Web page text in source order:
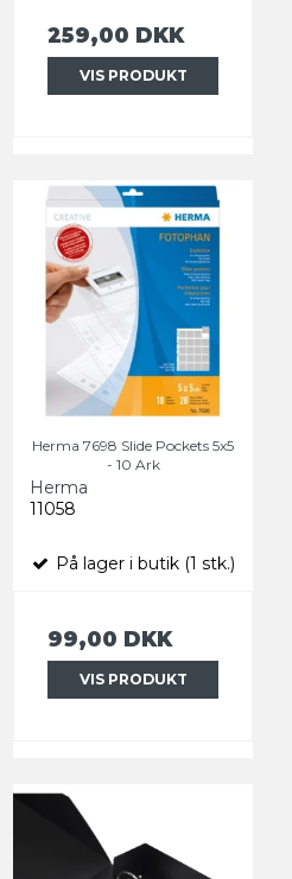
259,00 DKK
VIS PRODUKT
Herma 7698 Slide Pockets 5x5
- 10 Ark
Herma
11058
På lager i butik (1 stk.)
99,00 DKK
VIS PRODUKT